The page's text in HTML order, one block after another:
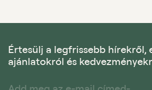
Értesülj a legfrissebb hírekről,
ajánlatokról és